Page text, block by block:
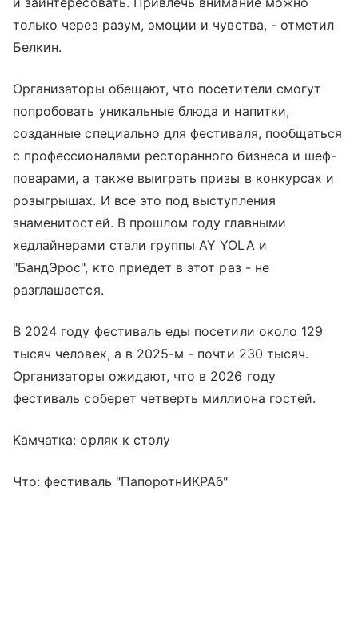
только через разум, эмоции и чувства, - отметил
Белкин.
Организаторы обещают, что посетители смогут
попробовать уникальные блюда и напитки,
созданные специально для фестиваля, пообщаться
с профессионалами ресторанного бизнеса и шеф-
поварами, а также выиграть призы в конкурсах и
розыгрышах. И все это под выступления
знаменитостей. В прошлом году главными
хедлайнерами стали группы AY YOLA и
"БандЭрос", кто приедет в этот раз - не
разглашается.
В 2024 году фестиваль еды посетили около 129
тысяч человек, а в 2025-м - почти 230 тысяч.
Организаторы ожидают, что в 2026 году
фестиваль соберет четверть миллиона гостей.
Камчатка: орляк к столу
Что: фестиваль "ПапоротнИКРАб"